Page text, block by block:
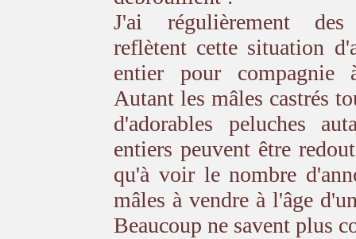
J'ai régulièrement
reflètent cette situation
entier pour compagnie
Autant les mâles castrés
d'adorables peluches
entiers peuvent être
qu'à voir le nombre
mâles à vendre à l'âge
Beaucoup ne savent plus